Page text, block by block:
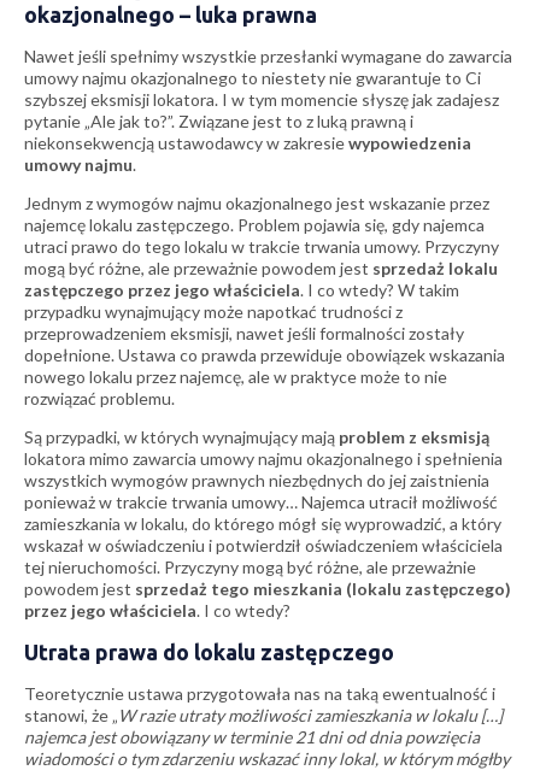
okazjonalnego – luka prawna
Nawet jeśli spełnimy wszystkie przesłanki wymagane do zawarcia
umowy najmu okazjonalnego to niestety nie gwarantuje to Ci
szybszej eksmisji lokatora. I w tym momencie słyszę jak zadajesz
pytanie „Ale jak to?”. Związane jest to z luką prawną i
niekonsekwencją ustawodawcy w zakresiewypowiedzenia
umowy najmu.
Jednym z wymogów najmu okazjonalnego jest wskazanie przez
najemcę lokalu zastępczego. Problem pojawia się, gdy najemca
utraci prawo do tego lokalu w trakcie trwania umowy. Przyczyny
mogą być różne, ale przeważnie powodem jest sprzedaż lokalu
zastępczego przez jego właściciela. I co wtedy? W takim
przypadku wynajmujący może napotkać trudności z
przeprowadzeniem eksmisji, nawet jeśli formalności zostały
dopełnione. Ustawa co prawda przewiduje obowiązek wskazania
nowego lokalu przez najemcę, ale w praktyce może to nie
rozwiązać problemu.
Są przypadki, w których wynajmujący mają problem z eksmisją
lokatora mimo zawarcia umowy najmu okazjonalnego i spełnienia
wszystkich wymogów prawnych niezbędnych do jej zaistnienia
ponieważ w trakcie trwania umowy… Najemca utracił możliwość
zamieszkania w lokalu, do którego mógł się wyprowadzić, a który
wskazał w oświadczeniu i potwierdził oświadczeniem właściciela
tej nieruchomości. Przyczyny mogą być różne, ale przeważnie
powodem jest sprzedaż tego mieszkania (lokalu zastępczego)
przez jego właściciela. I co wtedy?
Utrata prawa do lokalu zastępczego
Teoretycznie ustawa przygotowała nas na taką ewentualność i
stanowi, że „W razie utraty możliwości zamieszkania w lokalu […]
najemca jest obowiązany w terminie 21 dni od dnia powzięcia
wiadomości o tym zdarzeniu wskazać inny lokal, w którym mógłby